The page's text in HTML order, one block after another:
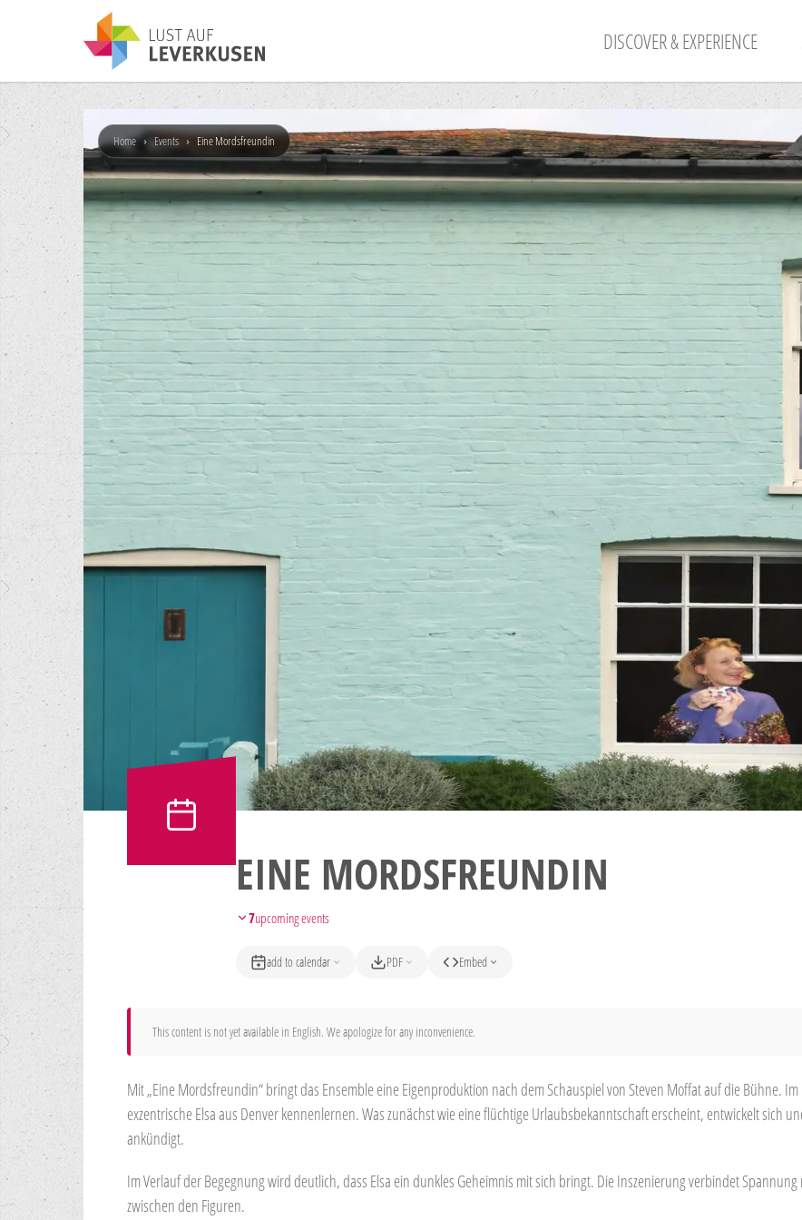
DISCOVER & EXPERIENCE
Home › Events › Eine Mordsfreundin
EINE MORDSFREUNDIN
7upcoming events
add to calendar PDF Embed
This content is not yet available in English. We apologize for any inconvenience.
Mit „Eine Mordsfreundin“ bringt das Ensemble eine Eigenproduktion nach dem Schauspiel von Steven Moffat auf die Bühne.
exzentrische Elsa aus Denver kennenlernen. Was zunächst wie eine flüchtige Urlaubsbekanntschaft erscheint, entwickelt sich
ankündigt.
Im Verlauf der Begegnung wird deutlich, dass Elsa ein dunkles Geheimnis mit sich bringt. Die Inszenierung verbindet
zwischen den Figuren.